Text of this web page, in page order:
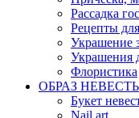
Рассадка
Рецепты
Украшение
Украшения
Флористика
ОБРАЗ
Букет
Nail art